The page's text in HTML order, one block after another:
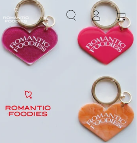
グ
イ
ン
ー
ト